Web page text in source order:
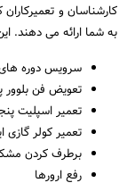
کارشناسان و
به شما ارائه می دهند.
سرویس دوره
تعویض فن بلوور
تعمیر اسپلیت
تعمیر کولر گازی
برطرف کردن
رفع ارورها